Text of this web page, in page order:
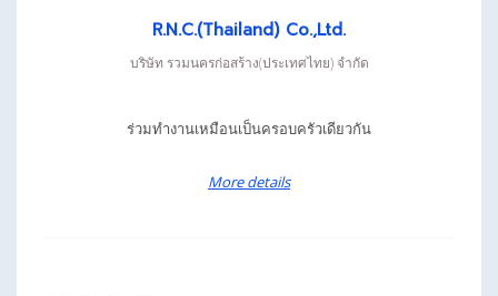
R.N.C.(Thailand) Co.,Ltd.
บริษัท รวมนครก่อสร้าง(ประเทศไทย) จำกัด
ร่วมทำงานเหมือนเป็นครอบครัวเดียวกัน
More details